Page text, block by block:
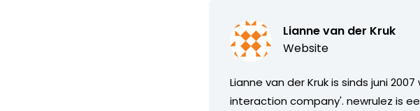
Lianne van der Kruk
Website
Lianne van der Kruk is sinds juni
interaction company'. newrulez is